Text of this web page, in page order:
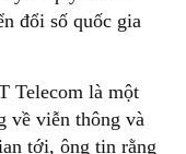
đổi số quốc gia
Telecom là một
về viễn thông và
tới, ông tin rằng